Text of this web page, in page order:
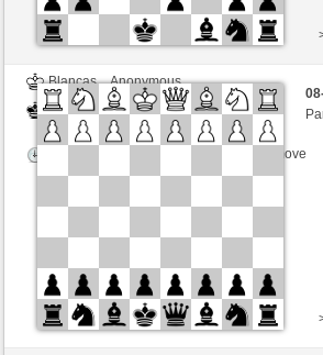
Blancas
Anonymous
Negras
Buong (1303)
Tiempo: 12 minutes/side + 8 seconds/move